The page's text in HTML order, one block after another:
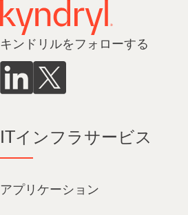
キンドリルをフォローする
ITインフラサービス
アプリケーション